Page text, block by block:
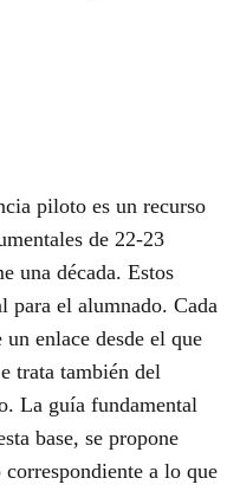
piloto es un recurso
de 22-23
una década. Estos
para el alumnado. Cada
enlace desde el que
trata también del
La guía fundamental
base, se propone
a lo que